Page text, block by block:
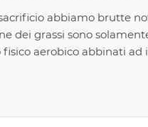
abbiamo brutte
dei grassi sono
aerobico abbinati